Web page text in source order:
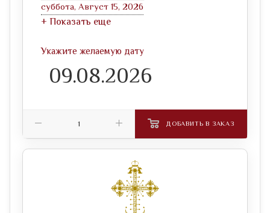
суббота, Август 15, 2026
+ Показать еще
Укажите желаемую дату
ДОБАВИТЬ В ЗАКАЗ